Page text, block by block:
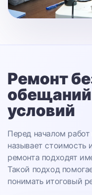
Ремонт
обещаний
условий
Перед началом
называет стоимость
ремонта подходят
Такой подход
понимать итоговый